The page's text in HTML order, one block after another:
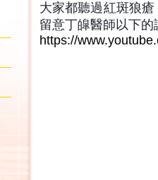
大家都聽過紅斑狼
留意丁皡醫師以下的
https://